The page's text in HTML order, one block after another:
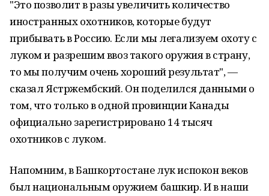
"Это позволит в разы увеличить количество
иностранных охотников, которые будут
прибывать в Россию. Если мы легализуем охоту с
луком и разрешим ввоз такого оружия в страну,
то мы получим очень хороший результат", —
сказал Ястржембский. Он поделился данными о
том, что только в одной провинции Канады
официально зарегистрировано 14 тысяч
охотников с луком.
Напомним, в Башкортостане лук испокон веков
был национальным оружием башкир. И в наши